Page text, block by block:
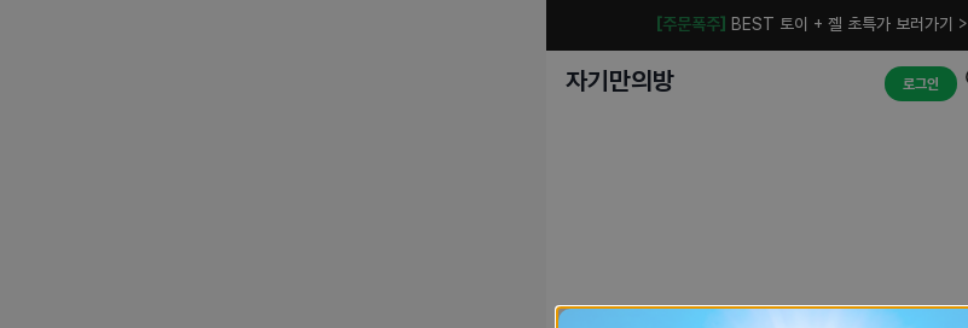
[주문폭주] BEST 토이 + 젤 초특가 보러가기 >
자기만의방 로그인